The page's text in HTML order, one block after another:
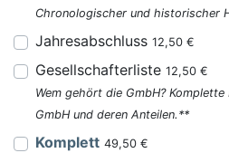
Chronologischer und historischer
Jahresabschluss 12,50 €
Gesellschafterliste 12,50 €
Wem gehört die GmbH?
GmbH und deren Anteilen.**
Komplett 49,50 €